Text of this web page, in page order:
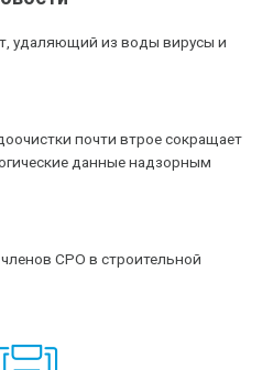
удаляющий из воды вирусы и
почти втрое сокращает
данные надзорным
СРО в строительной